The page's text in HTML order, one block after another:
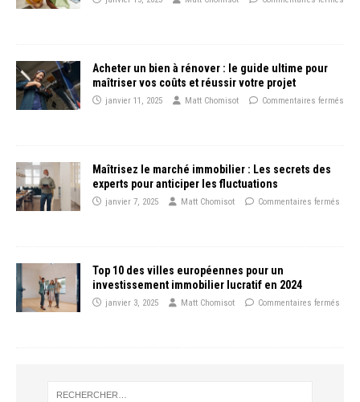
Acheter un bien à rénover : le guide ultime pour
maîtriser vos coûts et réussir votre projet
janvier 11, 2025 Matt Chomisot Commentaires fermés
Maîtrisez le marché immobilier : Les secrets des
experts pour anticiper les fluctuations
janvier 7, 2025 Matt Chomisot Commentaires fermés
Top 10 des villes européennes pour un
investissement immobilier lucratif en 2024
janvier 3, 2025 Matt Chomisot Commentaires fermés